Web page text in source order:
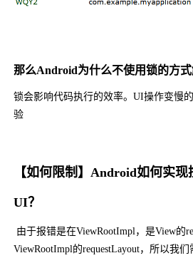
那么Android为什么不使用锁的方式
锁会影响代码执行的效率。UI操作变慢
验
【如何限制】Android如何实
UI？
由于报错是在ViewRootImpl，是View的
ViewRootImpl的requestLayout，所以我